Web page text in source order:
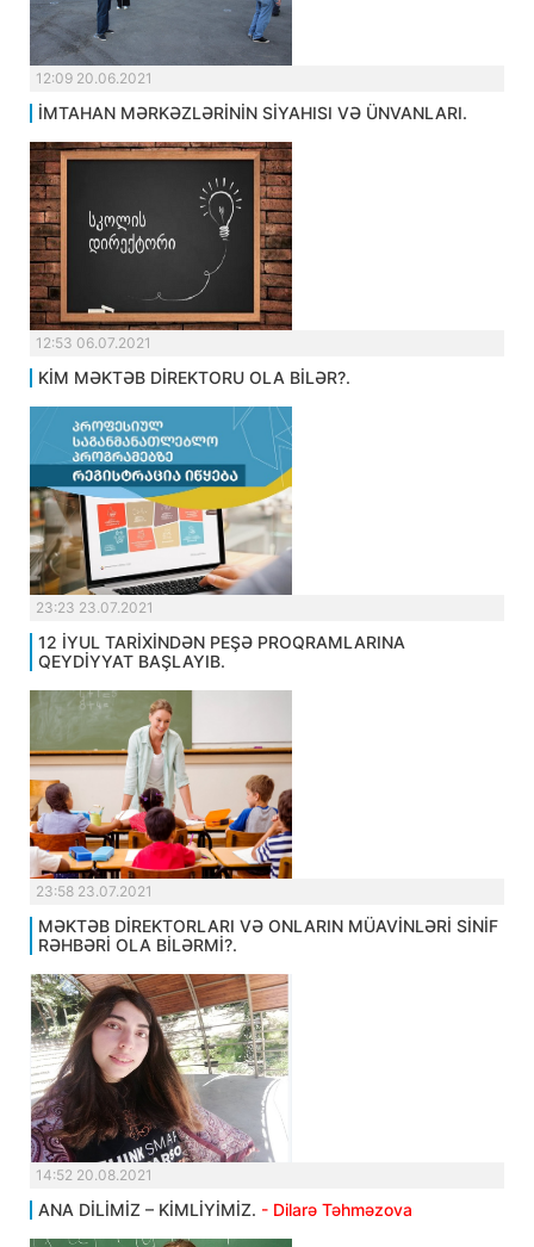
12:09 20.06.2021
İMTAHAN MƏRKƏZLƏRİNİN SİYAHISI VƏ ÜNVANLARI.
12:53 06.07.2021
KİM MƏKTƏB DİREKTORU OLA BİLƏR?.
23:23 23.07.2021
12 İYUL TARİXİNDƏN PEŞƏ PROQRAMLARINA
QEYDİYYAT BAŞLAYIB.
23:58 23.07.2021
MƏKTƏB DİREKTORLARI VƏ ONLARIN MÜAVİNLƏRİ SİNİF
RƏHBƏRİ OLA BİLƏRMİ?.
14:52 20.08.2021
ANA DİLİMİZ – KİMLİYİMİZ. - Dilarə Təhməzova